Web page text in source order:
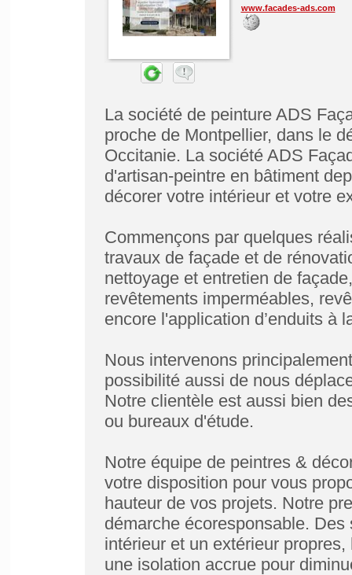
www.facades-ads.com
La société de peinture ADS
proche de Montpellier, dans le
Occitanie. La société ADS
d'artisan-peintre en bâtiment
décorer votre intérieur et votre
Commençons par quelques
travaux de façade et de
nettoyage et entretien de
revêtements imperméables,
encore l'application d’enduits à
Nous intervenons
possibilité aussi de nous
Notre clientèle est aussi bien
ou bureaux d'étude.
Notre équipe de peintres &
votre disposition pour vous
hauteur de vos projets. Notre
démarche écoresponsable.
intérieur et un extérieur
une isolation accrue pour